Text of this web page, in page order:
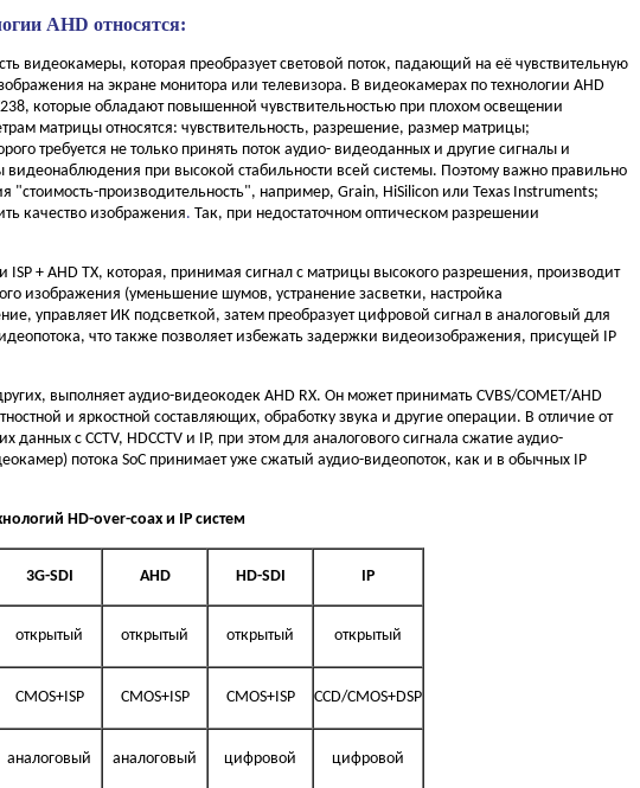
AHD относятся:
видеокамеры, которая преобразует световой поток, падающий на её чувствительную
на экране монитора или телевизора. В видеокамерах по технологии AHD
которые обладают повышенной чувствительностью при плохом освещении
матрицы относятся: чувствительность, разрешение, размер матрицы;
требуется не только принять поток аудио- видеоданных и другие сигналы и
видеонаблюдения при высокой стабильности всей системы. Поэтому важно правильно
производительность", например, Grain, HiSilicon или Texas Instruments;
качество изображения. Так, при недостаточном оптическом разрешении
+ AHD TX, которая, принимая сигнал с матрицы высокого разрешения, производит
изображения (уменьшение шумов, устранение засветки, настройка
управляет ИК подсветкой, затем преобразует цифровой сигнал в аналоговый для
что также позволяет избежать задержки видеоизображения, присущей IP
выполняет аудио-видеокодек AHD RX. Он может принимать CVBS/COMET/AHD
и яркостной составляющих, обработку звука и другие операции. В отличие от
данных с CCTV, HDCCTV и IP, при этом для аналогового сигнала сжатие аудио-
потока SoC принимает уже сжатый аудио-видеопоток, как и в обычных IP
HD-over-coax и IP систем
3G-SDI AHD HD-SDI IP
открытый открытый открытый открытый
CMOS+ISP CMOS+ISP CMOS+ISP CCD/CMOS+DSP
аналоговый аналоговый цифровой цифровой